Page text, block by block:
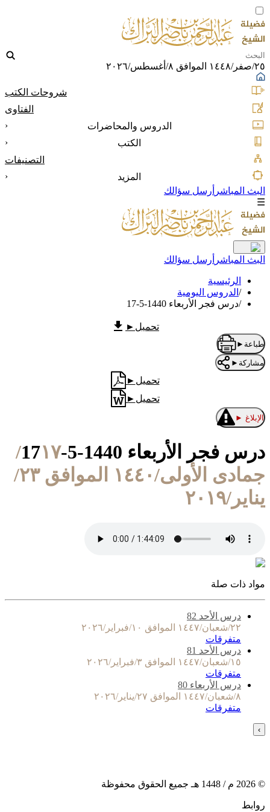
٢٥/صفر/١٤٤٨ الموافق ٨/أغسطس/٢٠٢٦
شروحات الكتب
الفتاوى
الدروس والمحاضرات
‹
الكتب
‹
التصنيفات
المزيد
‹
البث المباشر أرسل سؤالك
☰
البث المباشر أرسل سؤالك
الرئيسية
/ الدروس اليومية
/درس فجر الأربعاء 1440-5-17
تحميل ►
طباعة ►
مشاركة ►
تحميل ►
تحميل ►
الإبلاغ ►
درس فجر الأربعاء 1440-5-17
١٧/
جمادى الأولى/١٤٤٠ الموافق ٢٣/
يناير/٢٠١٩
مواد ذات صلة
درس الأحد 82
٢٢/شعبان/١٤٤٧ الموافق ١٠/فبراير/٢٠٢٦
متفرقات
درس الأحد 81
١٥/شعبان/١٤٤٧ الموافق ٣/فبراير/٢٠٢٦
متفرقات
درس الأربعاء 80
٨/شعبان/١٤٤٧ الموافق ٢٧/يناير/٢٠٢٦
متفرقات
›
©
2026 م / 1448 هـ جميع الحقوق محفوظة
روابط